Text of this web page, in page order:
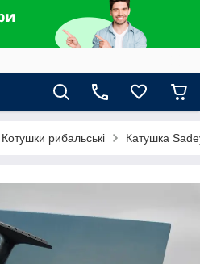
Котушки рибальські Катушка